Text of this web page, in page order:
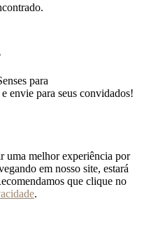
para
envie para seus convidados!
uma melhor experiência por
em nosso site, estará
que clique no
.